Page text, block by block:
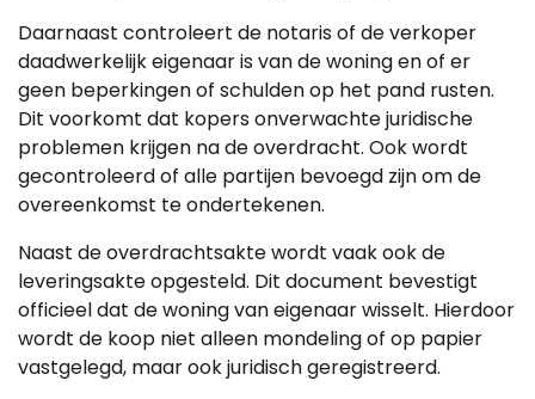
Daarnaast controleert de notaris of de verkoper
daadwerkelijk eigenaar is van de woning en of er
geen beperkingen of schulden op het pand rusten.
Dit voorkomt dat kopers onverwachte juridische
problemen krijgen na de overdracht. Ook wordt
gecontroleerd of alle partijen bevoegd zijn om de
overeenkomst te ondertekenen.
Naast de overdrachtsakte wordt vaak ook de
leveringsakte opgesteld. Dit document bevestigt
officieel dat de woning van eigenaar wisselt. Hierdoor
wordt de koop niet alleen mondeling of op papier
vastgelegd, maar ook juridisch geregistreerd.